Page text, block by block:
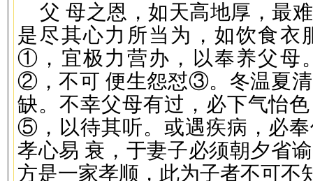
父 母之恩，如天高地厚，最
是尽其心力所当为，如饮食衣
①，宜极力营办，以奉养父母
②，不可 便生怨怼③。冬温夏
缺。不幸父母有过，必下气怡
⑤，以待其听。或遇疾病，必
孝心易 衰，于妻子必须朝夕省
方是一家孝顺，此为子者不可不